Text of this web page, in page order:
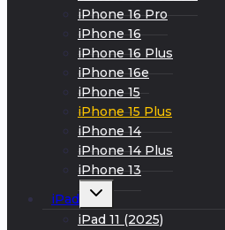
iPhone 16 Pro
iPhone 16
iPhone 16 Plus
iPhone 16e
iPhone 15
iPhone 15 Plus
iPhone 14
iPhone 14 Plus
iPhone 13
iPad
Развернуть
меню
iPad 11 (2025)